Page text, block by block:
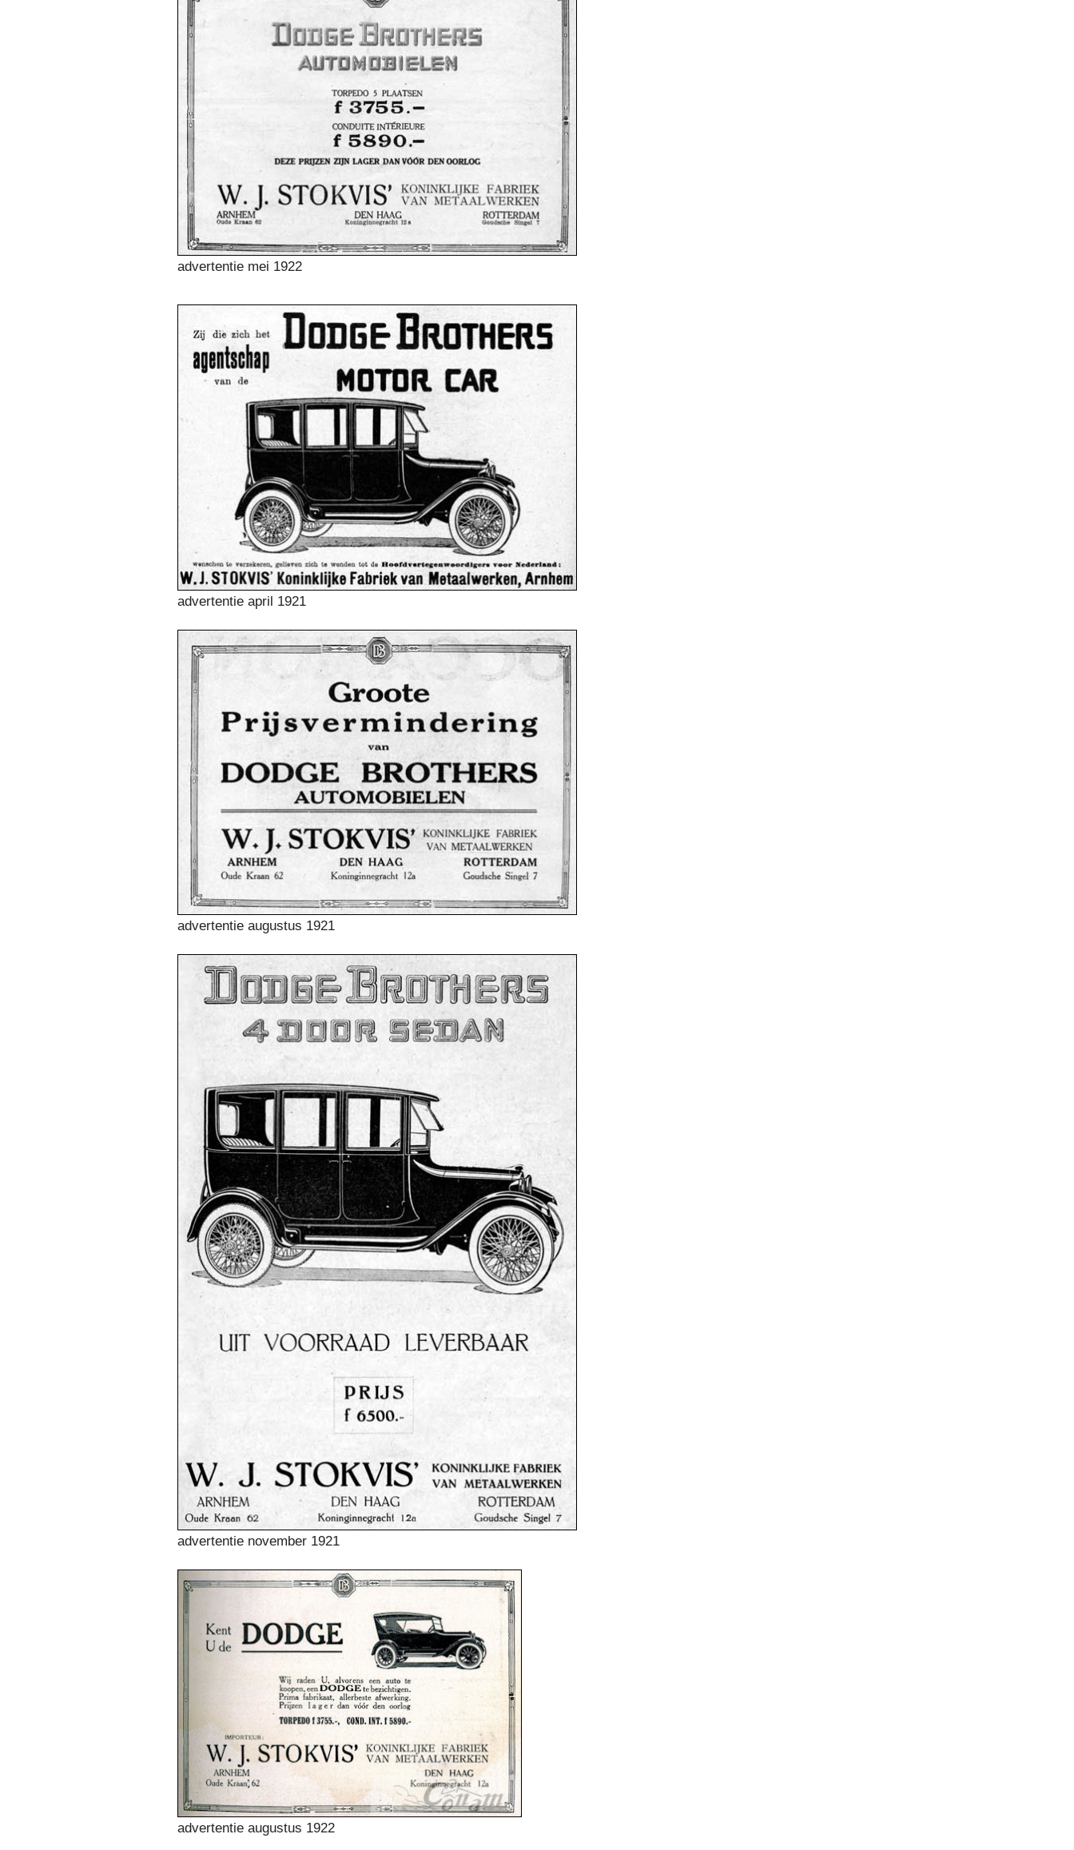
advertentie mei 1922
advertentie april 1921
advertentie augustus 1921
advertentie november 1921
advertentie augustus 1922